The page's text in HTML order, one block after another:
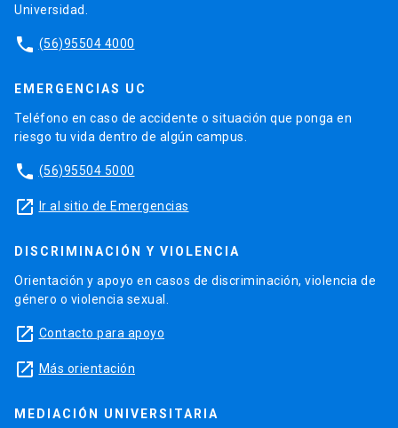
Universidad.
phone (56)95504 4000
EMERGENCIAS UC
Teléfono en caso de accidente o situación que ponga en
riesgo tu vida dentro de algún campus.
phone (56)95504 5000
launch Ir al sitio de Emergencias
DISCRIMINACIÓN Y VIOLENCIA
Orientación y apoyo en casos de discriminación, violencia de
género o violencia sexual.
launch Contacto para apoyo
launch Más orientación
MEDIACIÓN UNIVERSITARIA